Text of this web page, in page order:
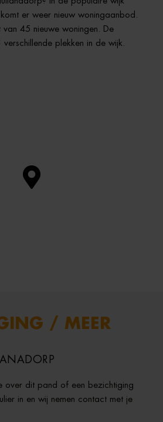
er weer nieuw woningaanbod.
45 nieuwe woningen. De
plekken in de wijk.
/ MEER
over dit pand of een bezichtiging
in en wij nemen contact met je